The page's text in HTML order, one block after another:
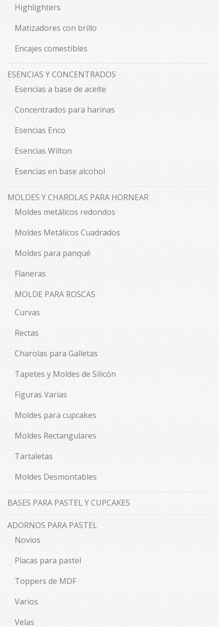
Highlighters
Matizadores con brillo
Encajes comestibles
ESENCIAS Y CONCENTRADOS
Esencias a base de aceite
Concentrados para harinas
Esencias Enco
Esencias Wilton
Esencias en base alcohol
MOLDES Y CHAROLAS PARA HORNEAR
Moldes metálicos redondos
Moldes Metálicos Cuadrados
Moldes para panqué
Flaneras
MOLDE PARA ROSCAS
Curvas
Rectas
Charolas para Galletas
Tapetes y Moldes de Silicón
Figuras Varias
Moldes para cupcakes
Moldes Rectangulares
Tartaletas
Moldes Desmontables
BASES PARA PASTEL Y CUPCAKES
ADORNOS PARA PASTEL
Novios
Placas para pastel
Toppers de MDF
Varios
Velas